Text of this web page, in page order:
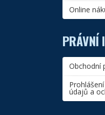
Online
PRÁVNÍ
Obchodní
údajů a